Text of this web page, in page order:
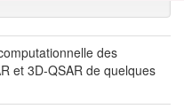
des
et 3D-QSAR de quelques